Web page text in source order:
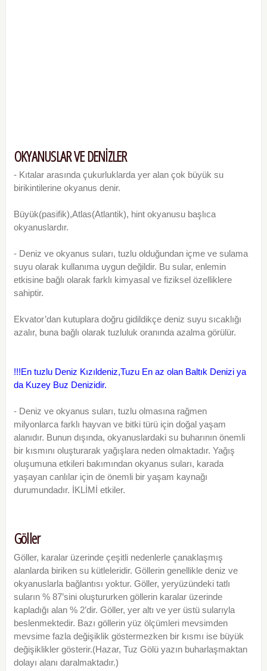
OKYANUSLAR VE DENİZLER
- Kıtalar arasında çukurluklarda yer alan çok büyük su
birikintilerine okyanus denir.
Büyük(pasifik),Atlas(Atlantik), hint okyanusu başlıca
okyanuslardır.
- Deniz ve okyanus suları, tuzlu olduğundan içme ve sulama
suyu olarak kullanıma uygun değildir. Bu sular, enlemin
etkisine bağlı olarak farklı kimyasal ve fiziksel özelliklere
sahiptir.
Ekvator’dan kutuplara doğru gidildikçe deniz suyu sıcaklığı
azalır, buna bağlı olarak tuzluluk oranında azalma görülür.
!!!En tuzlu Deniz Kızıldeniz,Tuzu En az olan Baltık Denizi ya
da Kuzey Buz Denizidir.
- Deniz ve okyanus suları, tuzlu olmasına rağmen
milyonlarca farklı hayvan ve bitki türü için doğal yaşam
alanıdır. Bunun dışında, okyanuslardaki su buharının önemli
bir kısmını oluşturarak yağışlara neden olmaktadır. Yağış
oluşumuna etkileri bakımından okyanus suları, karada
yaşayan canlılar için de önemli bir yaşam kaynağı
durumundadır. İKLİMİ etkiler.
Göller
Göller, karalar üzerinde çeşitli nedenlerle çanaklaşmış
alanlarda biriken su kütleleridir. Göllerin genellikle deniz ve
okyanuslarla bağlantısı yoktur. Göller, yeryüzündeki tatlı
suların % 87’sini oluştururken göllerin karalar üzerinde
kapladığı alan % 2’dir. Göller, yer altı ve yer üstü sularıyla
beslenmektedir. Bazı göllerin yüz ölçümleri mevsimden
mevsime fazla değişiklik göstermezken bir kısmı ise büyük
değişiklikler gösterir.(Hazar, Tuz Gölü yazın buharlaşmaktan
dolayı alanı daralmaktadır.)